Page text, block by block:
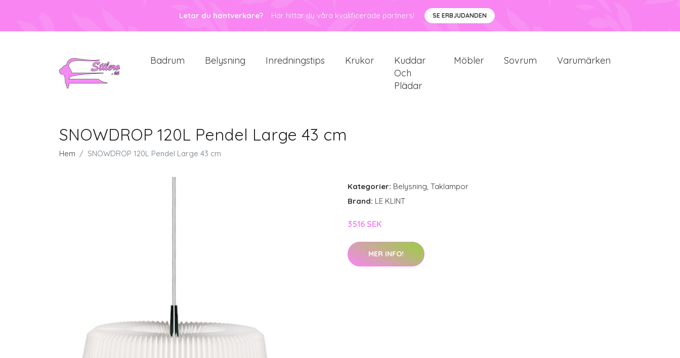
Letar du hantverkare? Här hittar du våra kvalificerade partners! SE ERBJUDANDEN
Badrum Belysning Inredningstips Krukor
Kuddar
Och
Plädar
Möbler Sovrum Varumärken
SNOWDROP 120L Pendel Large 43 cm
Hem SNOWDROP 120L Pendel Large 43 cm
Kategorier: Belysning, Taklampor
Brand: LE KLINT
3516 SEK
MER INFO!